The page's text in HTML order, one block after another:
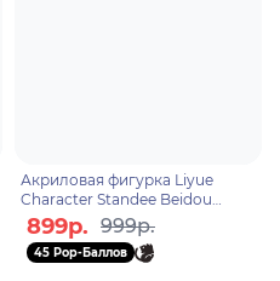
Акриловая фигурка Liyue
Character Standee Beidou
6972957483011
899р. 999р.
45 Pop-Баллов